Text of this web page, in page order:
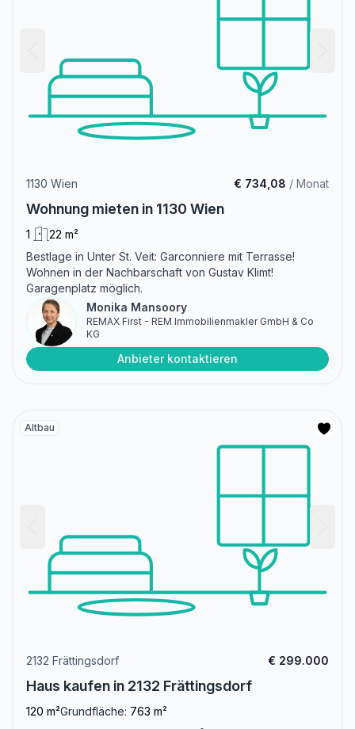
1130 Wien € 734,08 / Monat
Wohnung mieten in 1130 Wien
1
22 m²
Bestlage in Unter St. Veit: Garconniere mit Terrasse!
Wohnen in der Nachbarschaft von Gustav Klimt!
Garagenplatz möglich.
Monika Mansoory
REMAX First - REM Immobilienmakler GmbH & Co
KG
Anbieter kontaktieren
Altbau
2132 Frättingsdorf € 299.000
Haus kaufen in 2132 Frättingsdorf
120 m²Grundfläche: 763 m²